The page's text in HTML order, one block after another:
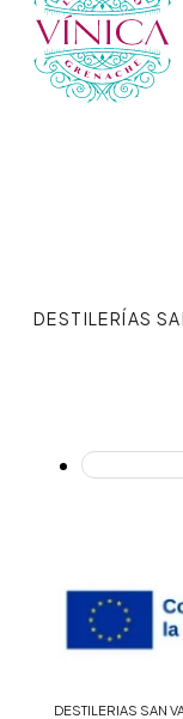
Historia
Eventos
DESTILERÍAS
DESTILERIAS